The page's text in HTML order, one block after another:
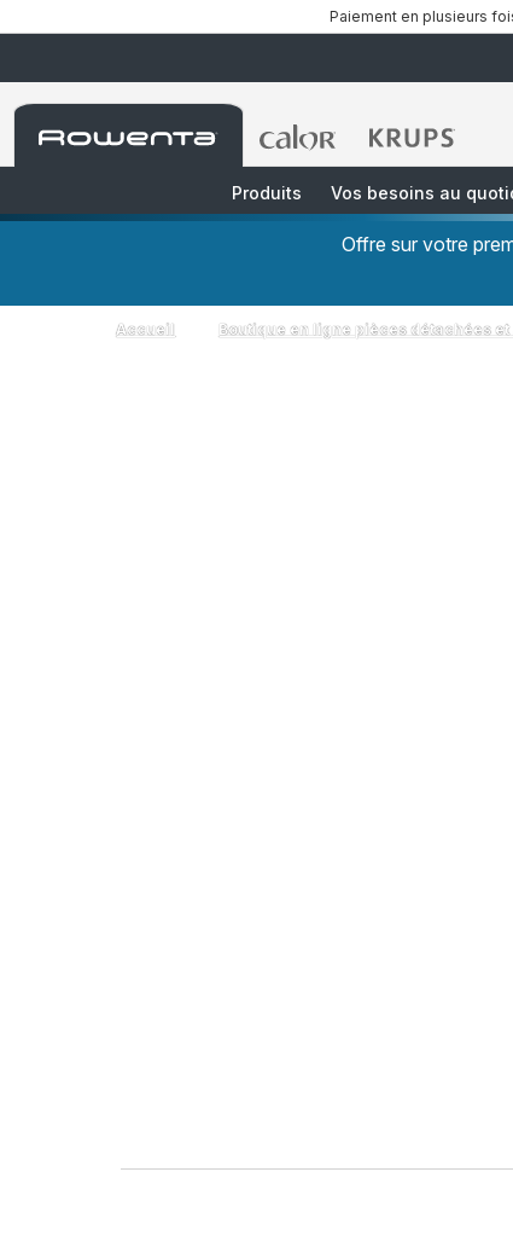
Paiement en plusieurs
Accueil
Rowenta
Accueil
Accueil
Produits
Vos besoins au
Offre sur votre
Accueil Boutique en ligne pièces détachées